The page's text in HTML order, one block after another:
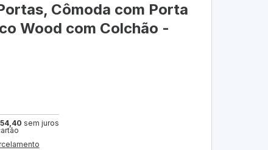
Cômoda com Porta
Wood com Colchão -
sem juros